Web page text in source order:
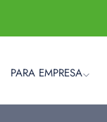
PARA EMPRESA